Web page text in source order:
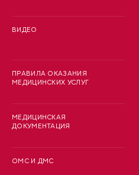
ВИДЕО
ПРАВИЛА ОКАЗАНИЯ
МЕДИЦИНСКИХ УСЛУГ
МЕДИЦИНСКАЯ
ДОКУМЕНТАЦИЯ
ОМС И ДМС